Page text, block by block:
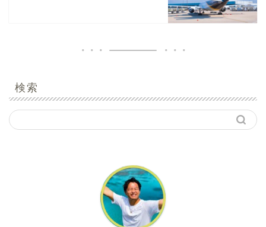
検索